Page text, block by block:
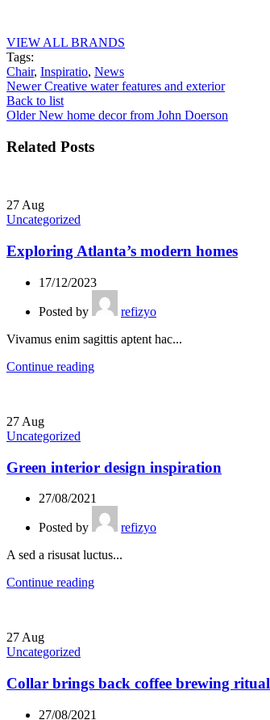
VIEW ALL BRANDS
Tags:
Chair, Inspiratio, News
Newer Creative water features and exterior
Back to list
Older New home decor from John Doerson
Related Posts
27 Aug
Uncategorized
Exploring Atlanta’s modern homes
17/12/2023
Posted by
refizyo
Vivamus enim sagittis aptent hac...
Continue reading
27 Aug
Uncategorized
Green interior design inspiration
27/08/2021
Posted by
refizyo
A sed a risusat luctus...
Continue reading
27 Aug
Uncategorized
Collar brings back coffee brewing ritual
27/08/2021